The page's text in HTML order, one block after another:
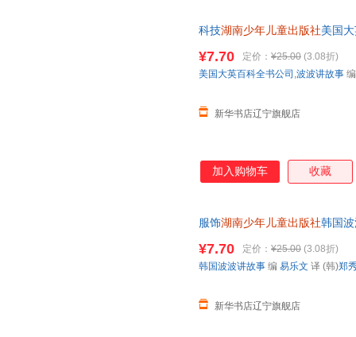
北京联合出版公司
九州出
浙江科学技术出版社
黄山书
福建教育出版社
中国画
华文出版社
石油工
北京大学出版社
云南教
三秦出版社
科技湖南少年儿童出版社美国
¥7.70 定价： ¥25.00 (3.08折)
新华书店辽宁旗舰店
美国大英百科全书公司 ,波波讲故事
加入购物车 收藏
服饰湖南少年儿童出版社韩国
¥7.70 定价： ¥25.00 (3.08折)
新华书店辽宁旗舰店
韩国波波讲故事 编 易乐文 译 (韩)郑